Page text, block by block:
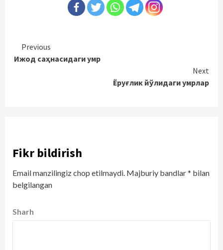
Continue
Reading
Previous
Ижод саҳнасидаги умр
Next
Ёруғлик йўлидаги умрлар
Fikr bildirish
Email manzilingiz chop etilmaydi. Majburiy bandlar* bilan
belgilangan
Sharh